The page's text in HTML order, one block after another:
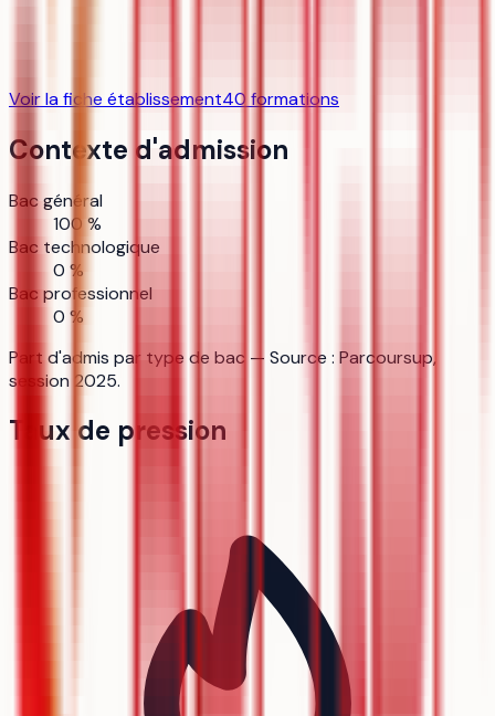
Voir la fiche établissement40 formations
Contexte d'admission
Bac général
100 %
Bac technologique
0 %
Bac professionnel
0 %
Part d'admis par type de bac — Source : Parcoursup,
session 2025.
Taux de pression